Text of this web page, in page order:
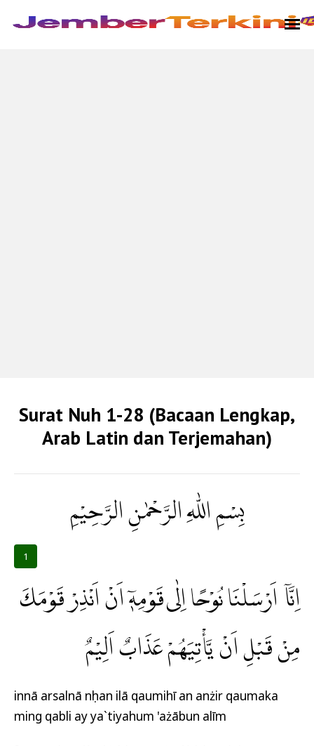
Surat Nuh 1-28 (Bacaan Lengkap,
Arab Latin dan Terjemahan)
بِسْمِ اللّٰهِ الرَّحْمٰنِ الرَّحِيْمِ
1
اِنَّآ اَرْسَلْنَا نُوْحًا اِلٰى قَوْمِهٖٓ اَنْ اَنْذِرْ قَوْمَكَ
مِنْ قَبْلِ اَنْ يَّأْتِيَهُمْ عَذَابٌ اَلِيْمٌ
innā arsalnā nụhan ilā qaumihī an anżir qaumaka
ming qabli ay ya`tiyahum 'ażābun alīm